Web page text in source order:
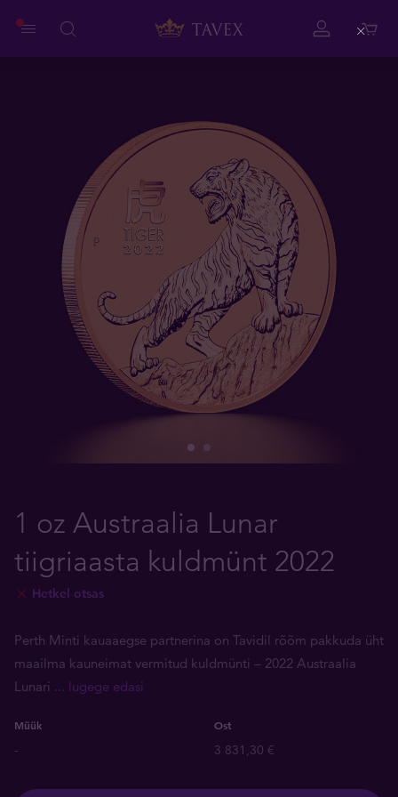
1 oz Austraalia Lunar
tiigriaasta kuldmünt 2022
Hetkel otsas
Perth Minti kauaaegse partnerina on Tavidil rõõm pakkuda üht
maailma kauneimat vermitud kuldmünti – 2022 Austraalia
Lunari ... lugege edasi
Müük Ost
- 3 831,30 €
Close